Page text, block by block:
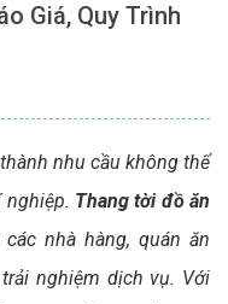
Giá, Quy Trình
nhu cầu không thể
nghiệp. Thang tời đồ ăn
nhà hàng, quán ăn
nghiệm dịch vụ. Với